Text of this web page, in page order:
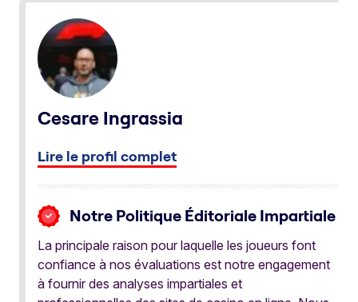
Cesare Ingrassia
Lire le profil complet
Notre Politique Éditoriale Impartiale
La principale raison pour laquelle les joueurs font
confiance à nos évaluations est notre engagement
à fournir des analyses impartiales et